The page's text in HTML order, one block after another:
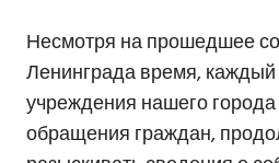
Несмотря на прошедшее
Ленинграда время,
учреждения нашего
обращения граждан,